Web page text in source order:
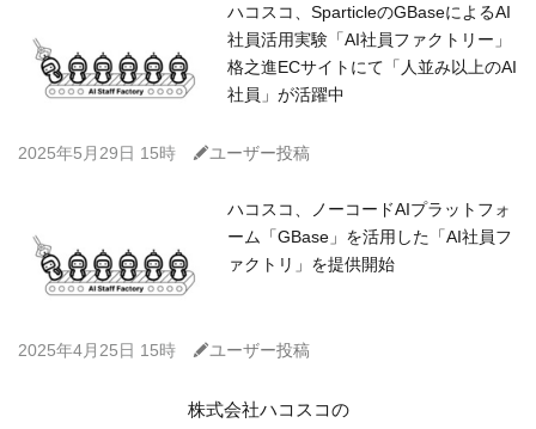
ハコスコ、SparticleのGBaseによるAI
社員活用実験「AI社員ファクトリー」
格之進ECサイトにて「人並み以上のAI
社員」が活躍中
2025年5月29日 15時 Cユーザー投稿
ハコスコ、ノーコードAIプラットフォ
ーム「GBase」を活用した「AI社員フ
ァクトリ」を提供開始
2025年4月25日 15時 Cユーザー投稿
株式会社ハコスコの